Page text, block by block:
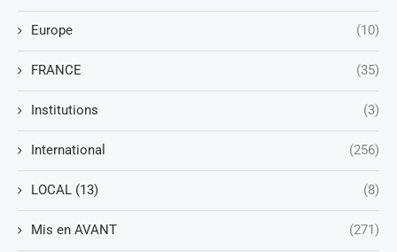
Europe (10)
FRANCE (35)
Institutions (3)
International (256)
LOCAL (13) (8)
Mis en AVANT (271)